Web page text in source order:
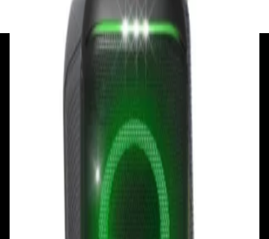
+375 29 377 17 17
Ул. Первомайская, д.6
Пн - Пт: с 10.00 до 19.00
Сб, Вс: с 10.00 до 18.00
пр. Победителей, д.51 к.1
Смотреть на карте
Пн - Пт: с 10.00 до 19.00
Сб, Вс: с 10.00 до 18.00
ул. Тимирязева, д.127, пав. Е9